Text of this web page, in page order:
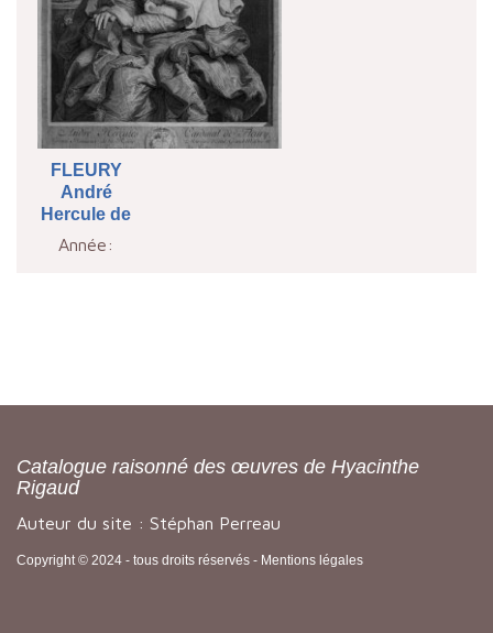
FLEURY
André
Hercule de
Année:
Catalogue raisonné des œuvres de Hyacinthe
Rigaud
Auteur du site : Stéphan Perreau
Copyright © 2024 - tous droits réservés - Mentions légales